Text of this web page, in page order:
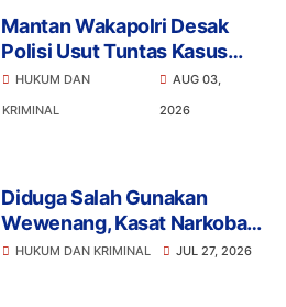
Mantan Wakapolri Desak
Polisi Usut Tuntas Kasus
Bigmo Ajak Anak di Bawah
Umur Promosikan Vape
HUKUM DAN
KRIMINAL
AUG 03,
2026
Diduga Salah Gunakan
Wewenang, Kasat Narkoba
Polres Tangsel dan 6
HUKUM DAN KRIMINAL JUL 27, 2026